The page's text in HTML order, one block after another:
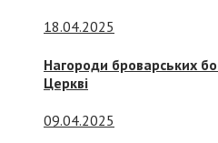
18.04.2025
Нагороди броварських
Церкві
09.04.2025